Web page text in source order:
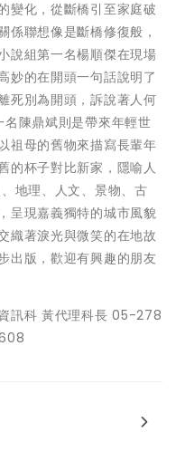
變化，從斷橋引至家庭破
係聯想像是斷橋修復般，
說組第一名楊順傑在現場
妙的在開頭一句話說明了
死別為開頭，訴說著人何
陳鼎斌則是帶來年輕世
祖母的舊物來描寫長輩年
的杯子對比新家，隱喻人
地理、人文、景物、古
呈現嘉義獨特的城市風貌
織著淚光與微笑的在地故
出版，歡迎有興趣的朋友
訊科 黃代理科長 05-278